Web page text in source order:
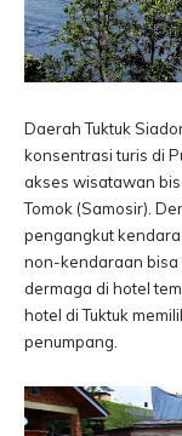
Daerah Tuktuk
konsentrasi turis di
akses wisatawan
Tomok (Samosir).
pengangkut
non-kendaraan bisa
dermaga di hotel
hotel di Tuktuk
penumpang.